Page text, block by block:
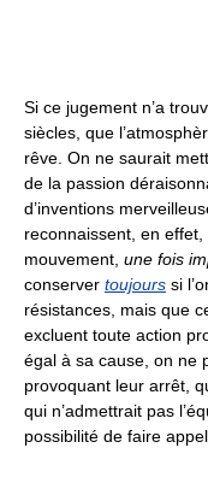
Si ce jugement n’a
siècles, que
rêve. On ne saurait
de la passion
d’inventions
reconnaissent, en effet,
mouvement, une fois
conserver toujours si
résistances, mais que
excluent toute action
égal à sa cause, on ne
provoquant leur arrêt,
qui n’admettrait pas
possibilité de faire